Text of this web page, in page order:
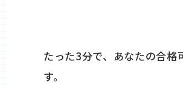
たった3分で、あなたの合
す。